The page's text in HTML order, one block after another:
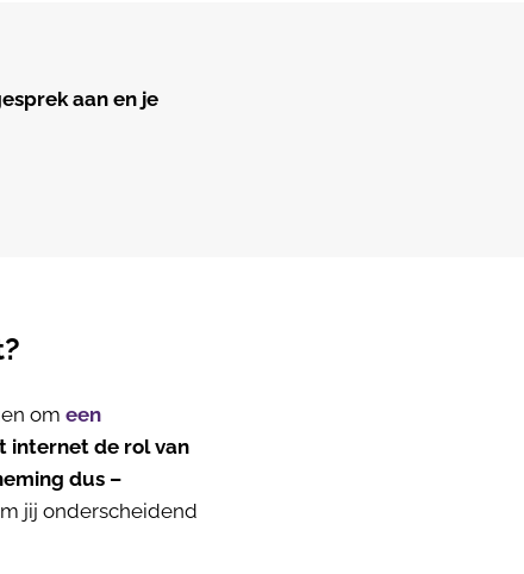
aan en je
om een
internet de rol van
dus –
jij onderscheidend